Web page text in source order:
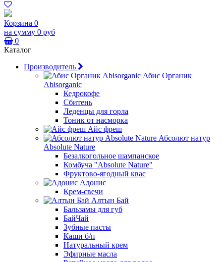
Корзина 0
на сумму 0 руб
0
Каталог
Производитель
Абис Органик
Abisorganic
Кедрокофе
Сбитень
Леденцы для горла
Тоник от насморка
Айс фреш
Абсолют натур
Absolute Nature
Безалкогольное шампанское
Комбуча "Absolute Nature"
Фруктово-ягодный квас
Адонис
Крем-свечи
Алтын Бай
Бальзамы для губ
БайЧай
Зубные пасты
Каши б/п
Натуральный крем
Эфирные масла